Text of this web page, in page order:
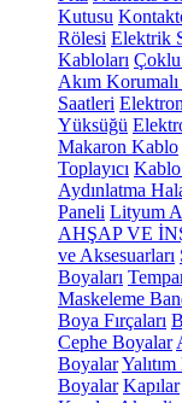
Kutusu
Rölesi Elektrik
Kabloları
Akım
Saatleri
Yüksüğü
Makaron Kablo
Toplayıcı Kablo
Aydınlatma
Paneli Lityum
AHŞAP VE
ve Aksesuarları
Boyaları
Maskeleme
Boya Fırçaları
Cephe Boyalar
BoyalarYalıtım
Boyalar Kapılar